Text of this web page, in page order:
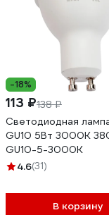
-18%
113 ₽138 ₽
Светодиодная
GU10 5Вт 3000K
GU10-5-3000K
4.6(31)
В корзину